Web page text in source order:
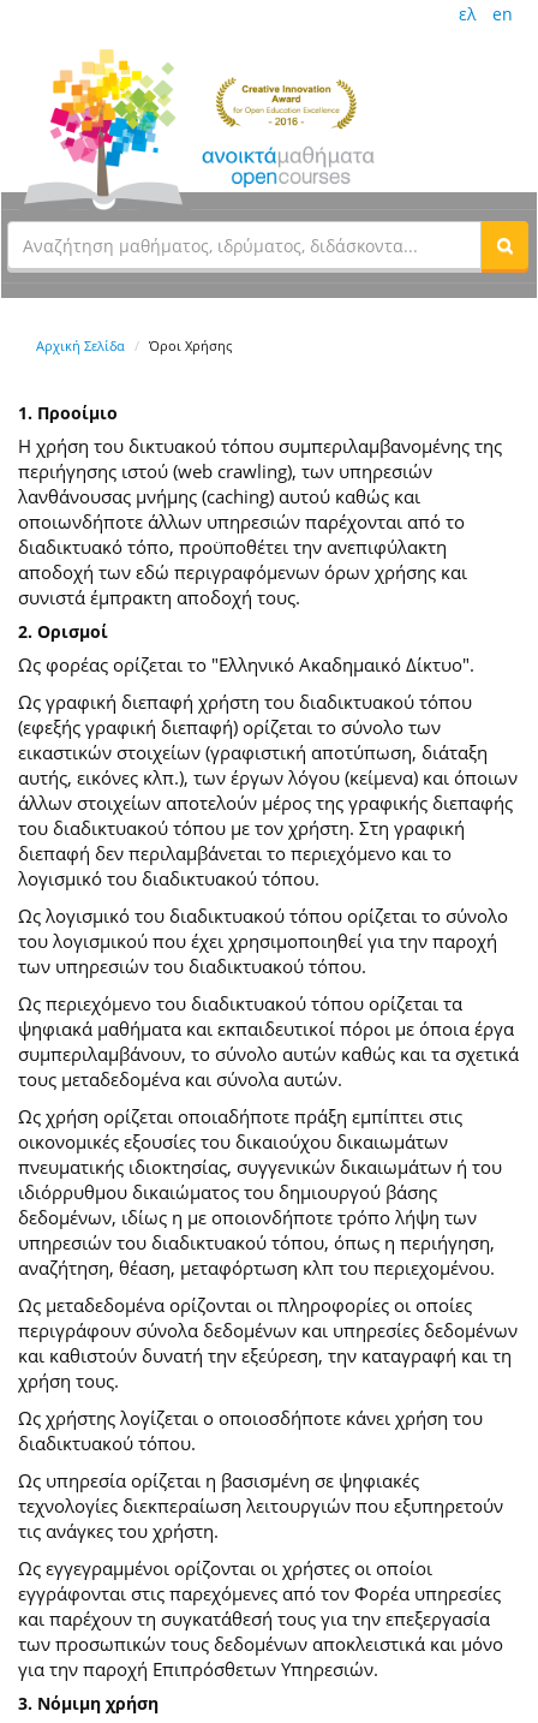
ελ en
Αρχική Σελίδα Όροι Χρήσης
1. Προοίμιο
Η χρήση του δικτυακού τόπου συμπεριλαμβανομένης της
περιήγησης ιστού (web crawling), των υπηρεσιών
λανθάνουσας μνήμης (caching) αυτού καθώς και
οποιωνδήποτε άλλων υπηρεσιών παρέχονται από το
διαδικτυακό τόπο, προϋποθέτει την ανεπιφύλακτη
αποδοχή των εδώ περιγραφόμενων όρων χρήσης και
συνιστά έμπρακτη αποδοχή τους.
2. Ορισμοί
Ως φορέας ορίζεται το "Ελληνικό Ακαδημαικό Δίκτυο".
Ως γραφική διεπαφή χρήστη του διαδικτυακού τόπου
(εφεξής γραφική διεπαφή) ορίζεται το σύνολο των
εικαστικών στοιχείων (γραφιστική αποτύπωση, διάταξη
αυτής, εικόνες κλπ.), των έργων λόγου (κείμενα) και όποιων
άλλων στοιχείων αποτελούν μέρος της γραφικής διεπαφής
του διαδικτυακού τόπου με τον χρήστη. Στη γραφική
διεπαφή δεν περιλαμβάνεται το περιεχόμενο και το
λογισμικό του διαδικτυακού τόπου.
Ως λογισμικό του διαδικτυακού τόπου ορίζεται το σύνολο
του λογισμικού που έχει χρησιμοποιηθεί για την παροχή
των υπηρεσιών του διαδικτυακού τόπου.
Ως περιεχόμενο του διαδικτυακού τόπου ορίζεται τα
ψηφιακά μαθήματα και εκπαιδευτικοί πόροι με όποια έργα
συμπεριλαμβάνουν, το σύνολο αυτών καθώς και τα σχετικά
τους μεταδεδομένα και σύνολα αυτών.
Ως χρήση ορίζεται οποιαδήποτε πράξη εμπίπτει στις
οικονομικές εξουσίες του δικαιούχου δικαιωμάτων
πνευματικής ιδιοκτησίας, συγγενικών δικαιωμάτων ή του
ιδιόρρυθμου δικαιώματος του δημιουργού βάσης
δεδομένων, ιδίως η με οποιονδήποτε τρόπο λήψη των
υπηρεσιών του διαδικτυακού τόπου, όπως η περιήγηση,
αναζήτηση, θέαση, μεταφόρτωση κλπ του περιεχομένου.
Ως μεταδεδομένα ορίζονται οι πληροφορίες οι οποίες
περιγράφουν σύνολα δεδομένων και υπηρεσίες δεδομένων
και καθιστούν δυνατή την εξεύρεση, την καταγραφή και τη
χρήση τους.
Ως χρήστης λογίζεται ο οποιοσδήποτε κάνει χρήση του
διαδικτυακού τόπου.
Ως υπηρεσία ορίζεται η βασισμένη σε ψηφιακές
τεχνολογίες διεκπεραίωση λειτουργιών που εξυπηρετούν
τις ανάγκες του χρήστη.
Ως εγγεγραμμένοι ορίζονται οι χρήστες οι οποίοι
εγγράφονται στις παρεχόμενες από τον Φορέα υπηρεσίες
και παρέχουν τη συγκατάθεσή τους για την επεξεργασία
των προσωπικών τους δεδομένων αποκλειστικά και μόνο
για την παροχή Επιπρόσθετων Υπηρεσιών.
3. Νόμιμη χρήση